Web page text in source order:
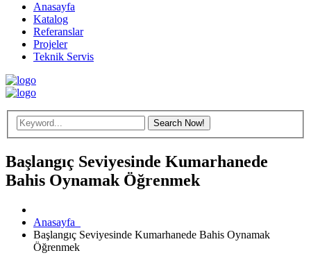
Anasayfa
Katalog
Referanslar
Projeler
Teknik Servis
Başlangıç Seviyesinde Kumarhanede
Bahis Oynamak Öğrenmek
Anasayfa
Başlangıç Seviyesinde Kumarhanede Bahis Oynamak
Öğrenmek